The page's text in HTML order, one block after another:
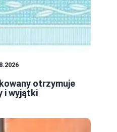
otrzymuje
i wyjątki